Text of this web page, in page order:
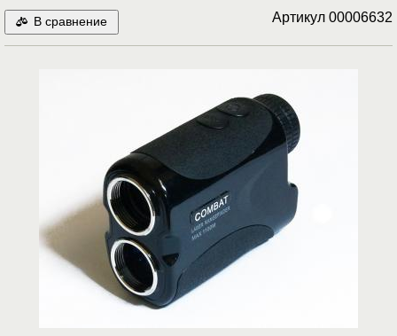
В сравнение Артикул 00006632